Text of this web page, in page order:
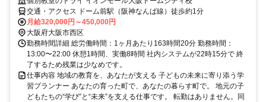
交通・アクセス ドーム前駅（阪神なんば線）徒歩約1分
月給320,000円～450,000円
大阪府大阪市西区
勤務時間詳細 総労働時間：1ヶ月あたり163時間20分 勤務時間：
13:00〜22:00 休憩1時間、実働8時間 社内システムが22時15分で 終
了するため残業は少なめです。
仕事内容 地域の教育を、あなたが支える 子どもの未来に寄り添う学
習プランナー あなたの育った町で、あなたの暮らす町で。 地元の子
どもたちの“学び”と“未来”を支える仕事です。 転勤はありません。同